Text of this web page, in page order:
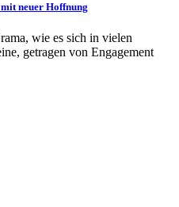
neuer Hoffnung
wie es sich in vielen
getragen von Engagement